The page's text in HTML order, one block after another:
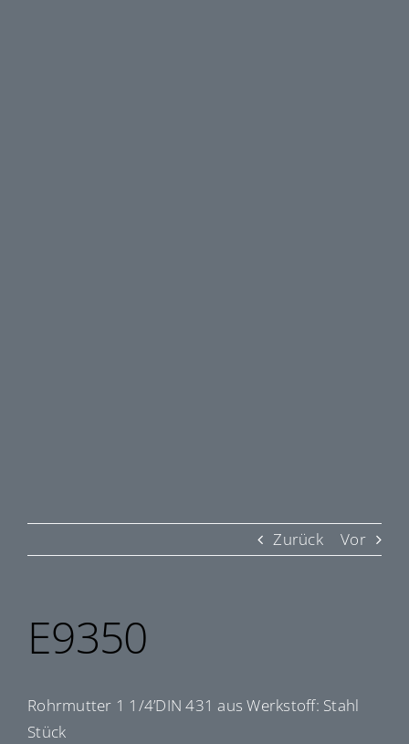
Zurück Vor
E9350
Rohrmutter 1 1/4’DIN 431 aus Werkstoff: Stahl
Stück